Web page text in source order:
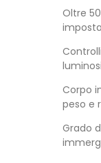
Oltre
Corpo
peso e
Grado